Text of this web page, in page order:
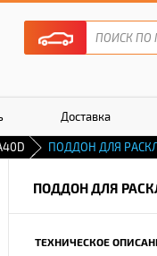
Доставка
ПОДДОН ДЛЯ
ПОДДОН ДЛЯ
ТЕХНИЧЕСКОЕ